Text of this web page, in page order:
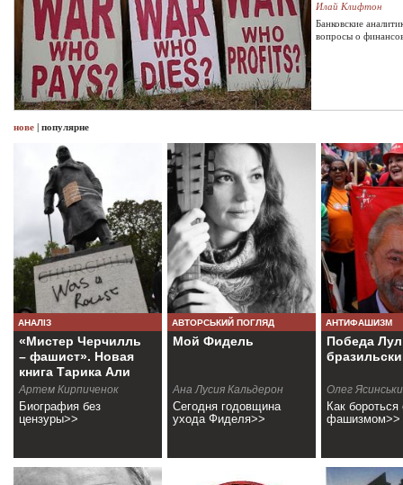
Илай Клифтон
Банковские
вопросы о
нове | популярне
АНАЛІЗ
«Мистер Черчилль
– фашист». Новая
книга Тарика Али
Артем Кирпиченок
Биография без
цензуры>>
АВТОРСЬКИЙ ПОГЛЯД
Мой Фидель
Ана Лусия Кальдерон
Сегодня годовщина
ухода Фиделя>>
АНТИФАШИЗМ
Победа
Олег
Как бороться
фашизмом>>